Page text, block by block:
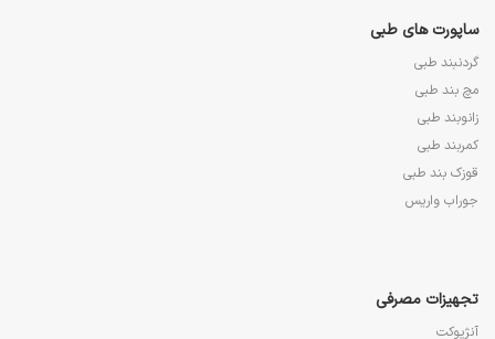
ساپورت های طبی
گردنبند طبی
مچ بند طبی
زانوبند طبی
کمربند طبی
قوزک بند طبی
جوراب واریس
تجهیزات مصرفی
آنژیوکت